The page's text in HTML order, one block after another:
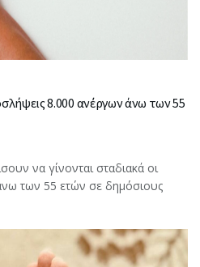
8.000 ανέργων άνω των 55
να γίνονται σταδιακά οι
των 55 ετών σε δημόσιους